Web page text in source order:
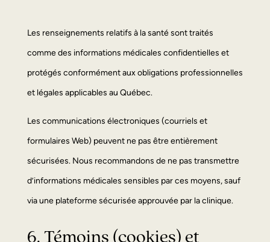
Les renseignements relatifs à la santé sont traités
comme des informations médicales confidentielles et
protégés conformément aux obligations professionnelles
et légales applicables au Québec.
Les communications électroniques (courriels et
formulaires Web) peuvent ne pas être entièrement
sécurisées. Nous recommandons de ne pas transmettre
d’informations médicales sensibles par ces moyens, sauf
via une plateforme sécurisée approuvée par la clinique.
6. Témoins (cookies) et